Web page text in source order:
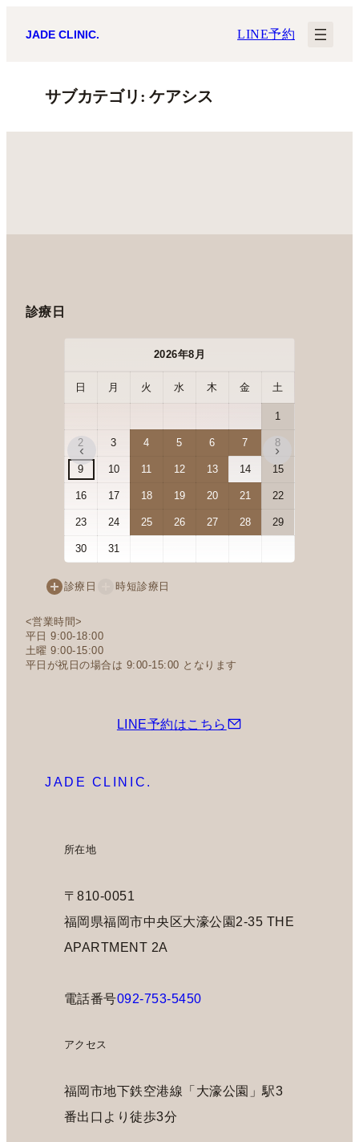
JADE CLINIC. LINE予約
サブカテゴリ:ケアシス
診療日
‹
2026年8月
日 月 火 水 木 金 土
1
2 3 4 5 6 7 8
9 10 11 12 13 14 15
16 17 18 19 20 21 22
23 24 25 26 27 28 29
30 31
›
診療日 時短診療日
<営業時間>
平日 9:00-18:00
土曜 9:00-15:00
平日が祝日の場合は 9:00-15:00 となります
LINE予約はこちら
JADE CLINIC.
所在地
〒810-0051
福岡県福岡市中央区大濠公園2-35 THE
APARTMENT 2A
電話番号092-753-5450
アクセス
福岡市地下鉄空港線「大濠公園」駅3
番出口より徒歩3分